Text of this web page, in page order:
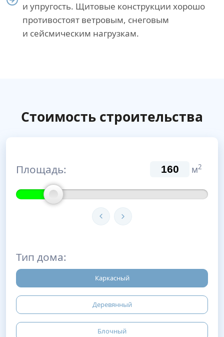
и упругость. Щитовые конструкции хорошо
противостоят ветровым, снеговым
и сейсмическим нагрузкам.
Стоимость строительства
Площадь: м2
Тип дома:
Каркасный
Деревянный
Блочный